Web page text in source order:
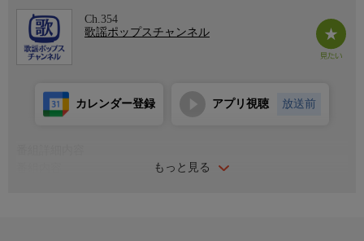
Ch.354
歌謡ポップスチャンネル
もっと見る
カレンダー登録 アプリ視聴 放送前